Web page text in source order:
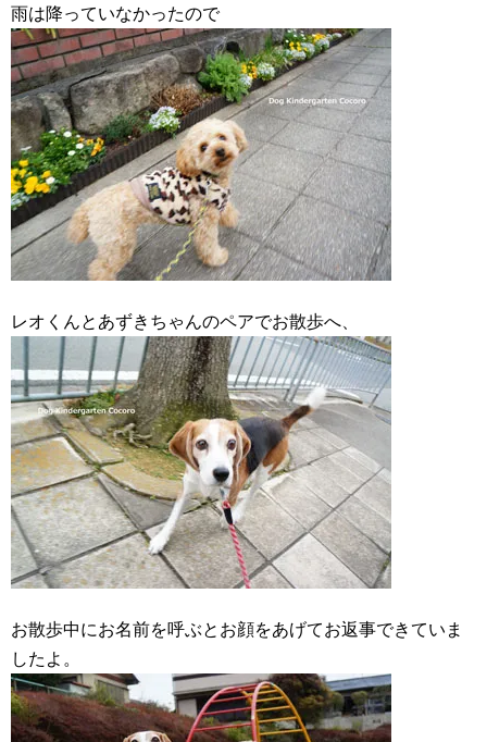
雨は降っていなかったので
レオくんとあずきちゃんのペアでお散歩へ、
お散歩中にお名前を呼ぶとお顔をあげてお返事できていま
したよ。